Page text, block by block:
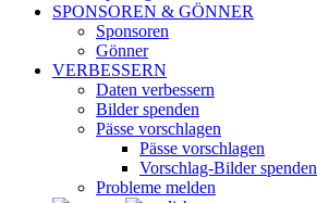
SPONSOREN & GÖNNER
Sponsoren
Gönner
VERBESSERN
Daten verbessern
Bilder spenden
Pässe vorschlagen
Pässe vorschlagen
Vorschlag-Bilder spenden
Probleme melden